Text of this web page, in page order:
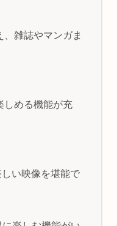
雑誌やマンガま
しめる機能が充
い映像を堪能で